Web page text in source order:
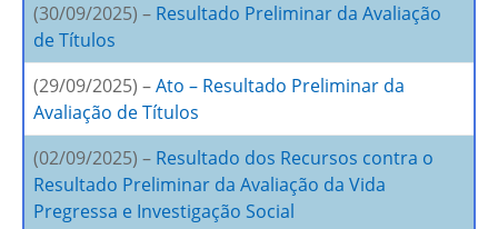
(30/09/2025) – Resultado Preliminar da Avaliação
de Títulos
(29/09/2025) –Ato – Resultado Preliminar da
Avaliação de Títulos
(02/09/2025) – Resultado dos Recursos contra o
Resultado Preliminar da Avaliação da Vida
Pregressa e Investigação Social